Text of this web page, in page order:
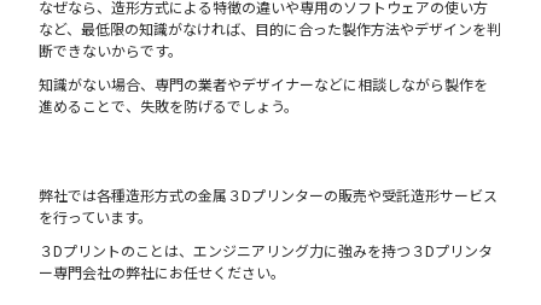
なぜなら、造形方式による特徴の違いや専用のソフトウェアの使い方
など、最低限の知識がなければ、目的に合った製作方法やデザインを判
断できないからです。
知識がない場合、専門の業者やデザイナーなどに相談しながら製作を
進めることで、失敗を防げるでしょう。
弊社では各種造形方式の金属３Dプリンターの販売や受託造形サービス
を行っています。
３Dプリントのことは、エンジニアリング力に強みを持つ３Dプリンタ
ー専門会社の弊社にお任せください。